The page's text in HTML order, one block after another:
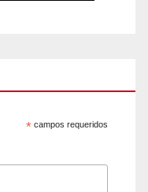
* campos requeridos